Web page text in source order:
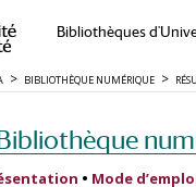
Bibliothèques
BIBLIOTHÈQUE NUMÉRIQUE
• Mode